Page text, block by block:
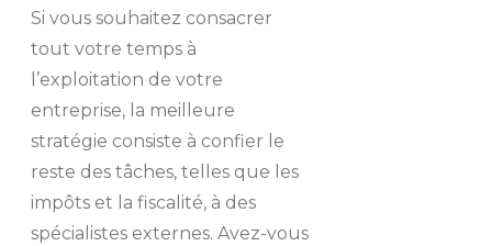
Si vous souhaitez consacrer
tout votre temps à
l’exploitation de votre
entreprise, la meilleure
stratégie consiste à confier le
reste des tâches, telles que les
impôts et la fiscalité, à des
spécialistes externes. Avez-vous